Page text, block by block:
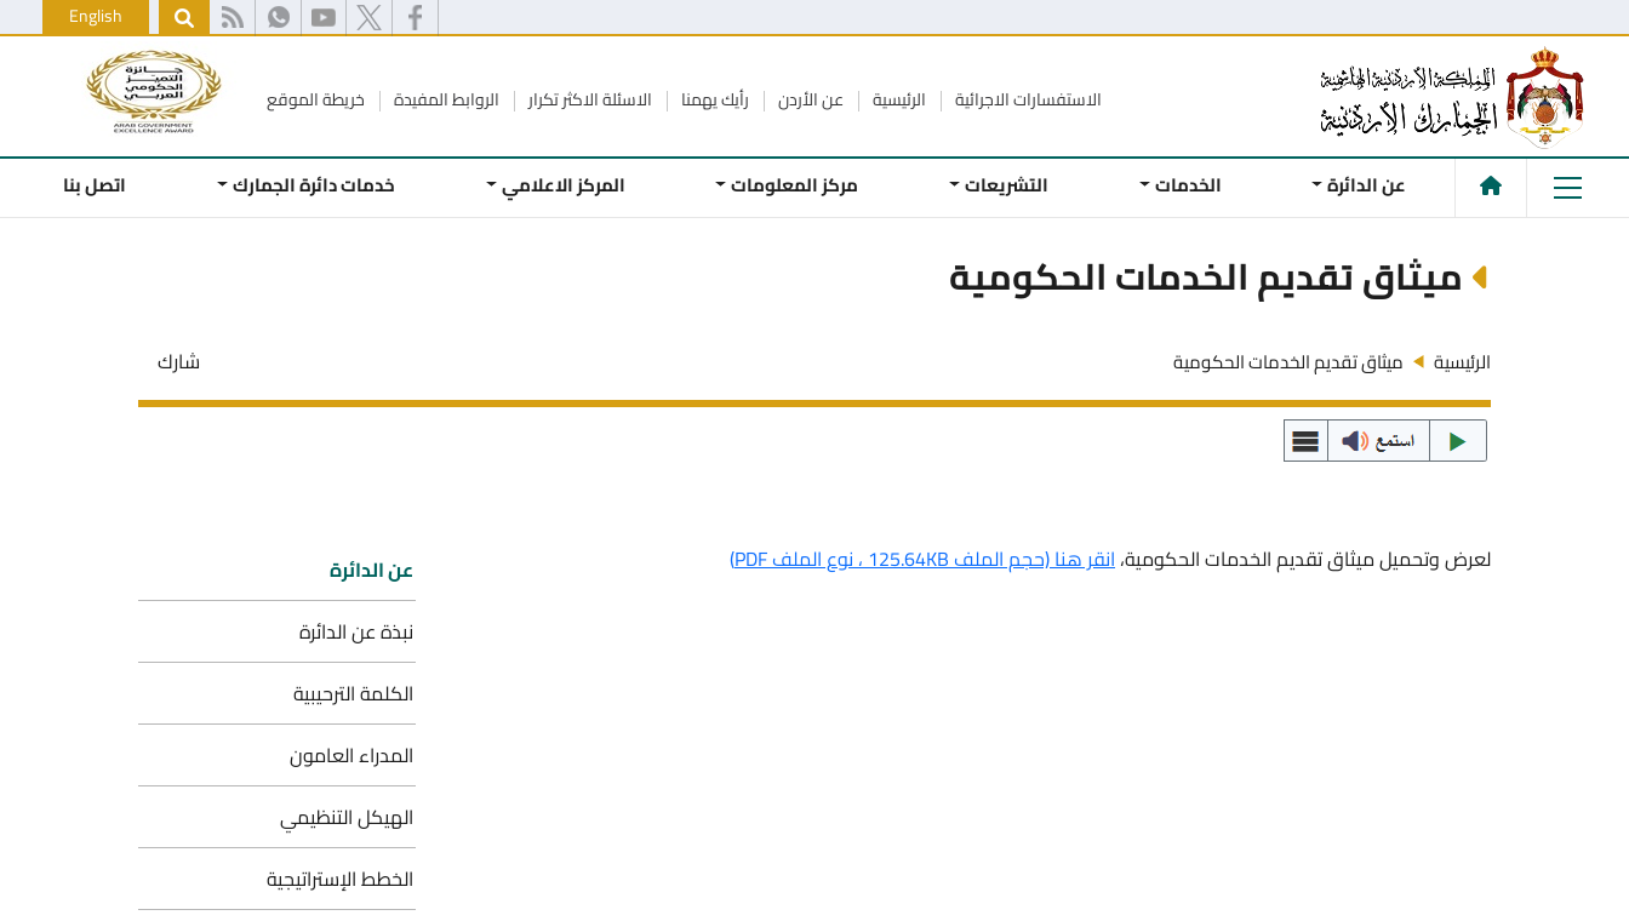
English
الاستفسارات الاجرائية الرئيسية عن الأردن رأيك يهمنا الاسئلة الاكثر تكرار الروابط المفيدة خريطة الموقع
عن الدائرة الخدمات التشريعات مركز المعلومات المركز الاعلامي خدمات دائرة الجمارك اتصل بنا
ميثاق تقديم الخدمات الحكومية
الرئيسية ميثاق تقديم الخدمات الحكومية شارك
لعرض وتحميل ميثاق تقديم الخدمات الحكومية،انقر هنا (حجم الملف 125.64KB ، نوع الملف PDF)
عن الدائرة
نبذة عن الدائرة
الكلمة الترحيبية
المدراء العامون
الهيكل التنظيمي
الخطط الإستراتيجية